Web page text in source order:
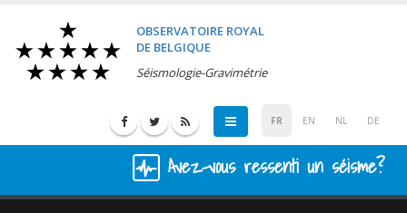
OBSERVATOIRE ROYAL
DE BELGIQUE
Séismologie-Gravimétrie
FR EN NL DE
Avez-vous ressenti un séisme?